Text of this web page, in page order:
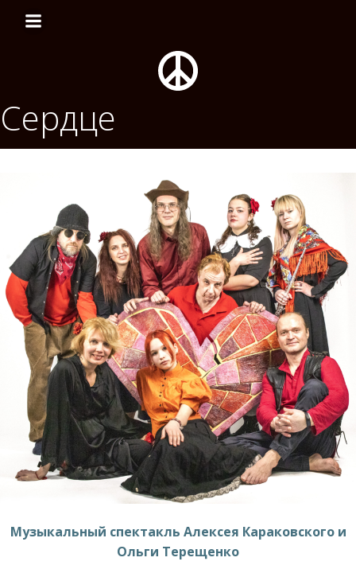
содержимому
Сердце
Музыкальный спектакль Алексея Караковского и
Ольги Терещенко